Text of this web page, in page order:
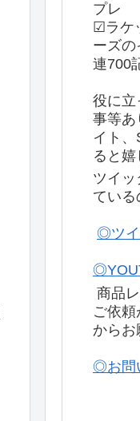
プレ
☑ラケ
ーズの
連700
役に立
事等あ
イト、
ると
ツイッ
ている
◎ツイ
商品
ご依
からお
◎お問